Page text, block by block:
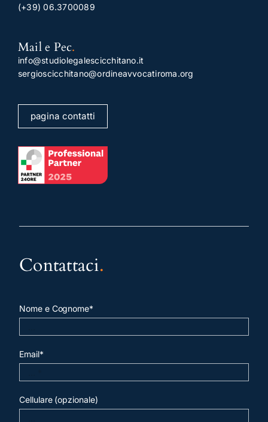
(+39) 06.3700089
Mail e Pec.
info@studiolegalescicchitano.it
sergioscicchitano@ordineavvocatiroma.org
pagina contatti
Contattaci.
Nome e Cognome*
Email*
Cellulare (opzionale)